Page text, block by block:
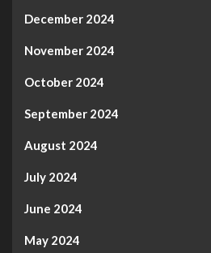
December 2024
November 2024
October 2024
September 2024
August 2024
July 2024
June 2024
May 2024